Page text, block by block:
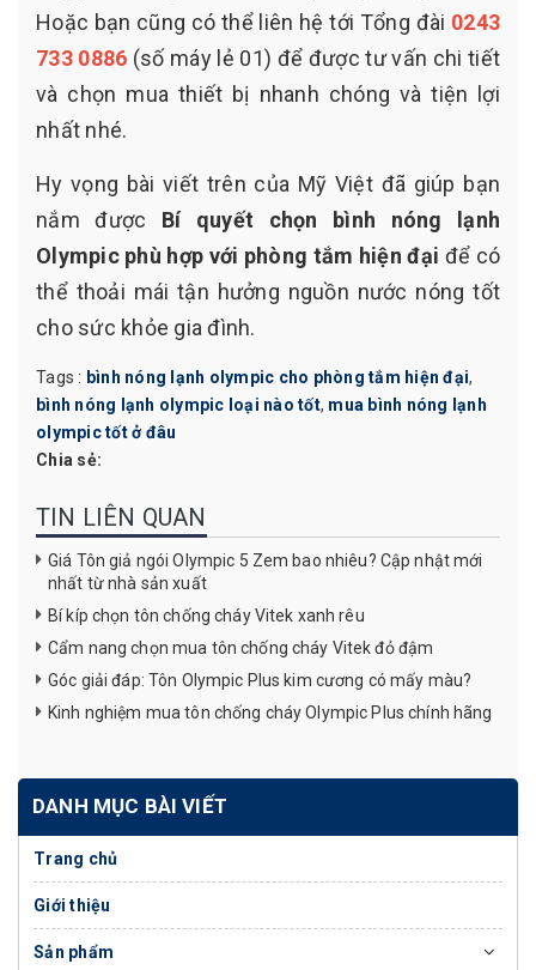
Hoặc bạn cũng có thể liên hệ tới Tổng đài 0243
733 0886 (số máy lẻ 01) để được tư vấn chi tiết
và chọn mua thiết bị nhanh chóng và tiện lợi
nhất nhé.
Hy vọng bài viết trên của Mỹ Việt đã giúp bạn
nắm được Bí quyết chọn bình nóng lạnh
Olympic phù hợp với phòng tắm hiện đại để có
thể thoải mái tận hưởng nguồn nước nóng tốt
cho sức khỏe gia đình.
Tags : bình nóng lạnh olympic cho phòng tắm hiện đại,
bình nóng lạnh olympic loại nào tốt, mua bình nóng lạnh
olympic tốt ở đâu
Chia sẻ:
TIN LIÊN QUAN
Giá Tôn giả ngói Olympic 5 Zem bao nhiêu? Cập nhật mới
nhất từ nhà sản xuất
Bí kíp chọn tôn chống cháy Vitek xanh rêu
Cẩm nang chọn mua tôn chống cháy Vitek đỏ đậm
Góc giải đáp: Tôn Olympic Plus kim cương có mấy màu?
Kinh nghiệm mua tôn chống cháy Olympic Plus chính hãng
DANH MỤC BÀI VIẾT
Trang chủ
Giới thiệu
Sản phẩm